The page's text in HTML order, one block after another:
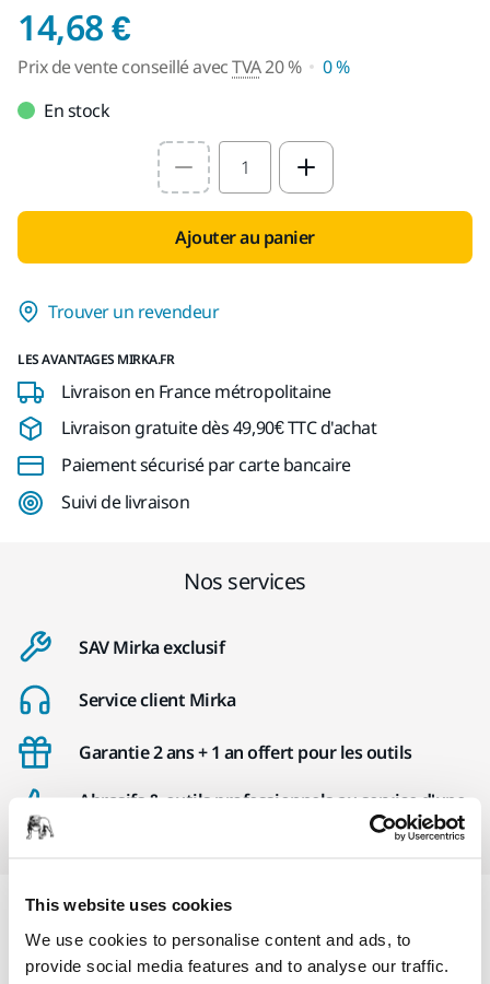
This website uses cookies
We use cookies to personalise content and ads, to
provide social media features and to analyse our traffic.
14,68 €Prix de vente
Prix de vente conseillé avecTVA20 %
0 %
En stock
Select quantity value
Ajouter au panier
Trouver un revendeur
LES AVANTAGES MIRKA.FR
Livraison en France métropolitaine
Livraison gratuite dès 49,90€ TTC d'achat
Paiement sécurisé par carte bancaire
Suivi de livraison
Nos services
SAV Mirka exclusif
Service client Mirka
Garantie 2 ans + 1 an offert pour les outils
Abrasifs & outils professionnels au service d'une
Informations produit